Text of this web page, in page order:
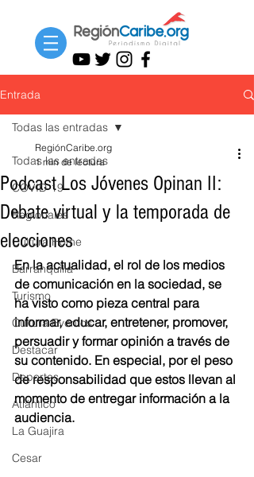
Entrada
Todas las entradas
COVID-19
Regionales
Cultura Home
Barranquilla
Turismo
Cultura Eventos
Destacar
Deportes
Atlántico
La Guajira
Cesar
Todas las entradas
Podcast Los Jóvenes Opinan II:
Debate virtual y la temporada de
elecciones
RegiónCaribe.org
1 min de lectura
En la actualidad, el rol de los medios
de comunicación en la sociedad, se
ha visto como pieza central para
informar, educar, entretener, promover,
persuadir y formar opinión a través de
su contenido. En especial, por el peso
de responsabilidad que estos llevan al
momento de entregar información a la
audiencia.